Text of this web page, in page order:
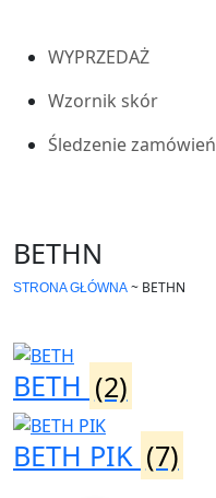
WYPRZEDAŻ
Wzornik skór
Śledzenie zamówień
BETHN
STRONA GŁÓWNA ~ BETHN
BETH (2)
BETH PIK (7)